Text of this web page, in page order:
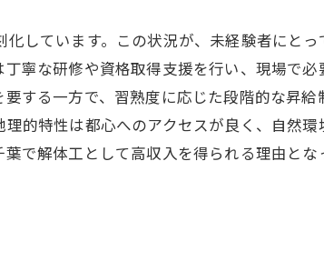
しています。この状況が、未経験者にと
寧な研修や資格取得支援を行い、現場で
する一方で、習熟度に応じた段階的な昇
的特性は都心へのアクセスが良く、自然
で解体工として高収入を得られる理由とな